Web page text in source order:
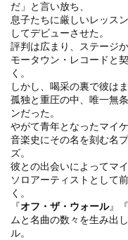
だ」と言い放ち、
息子たちに厳しいレッス
してデビューさせた。
評判は広まり、ステージ
モータウン・レコードと
く。
しかし、喝采の裏で彼は
孤独と重圧の中、唯一無
ンだった。
やがて青年となったマイ
音楽史にその名を刻む名
ズ。
彼との出会いによってマ
ソロアーティストとして
く。
『オフ・ザ・ウォール』『
ムと名曲の数々を生み出
ル。